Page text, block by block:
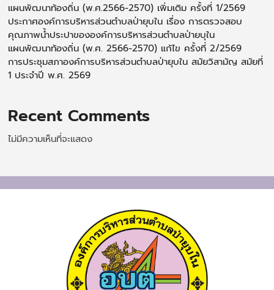
แผนพัฒนาท้องถิ่น (พ.ศ.2566-2570) เพิ่มเติม ครั้งที่ 1/2569
ประกาศองค์การบริหารส่วนตำบลป่ายุบใน เรื่อง การตรวจสอบ
คุณภาพน้ำประปาขององค์การบริหารส่วนตำบลป่ายบุใน
แผนพัฒนาท้องถิ่น (พ.ศ. 2566-2570) แก้ไข ครั้งที่ 2/2569
การประชุมสภาองค์การบริหารส่วนตำบลป่ายุบใน สมัยวิสามัญ สมัยที่
1 ประจำปี พ.ศ. 2569
Recent Comments
ไม่มีความเห็นที่จะแสดง